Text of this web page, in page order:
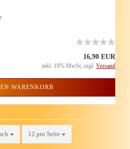
16,90 EUR
inkl. 19% MwSt. zzgl. Versand
WARENKORB
12 pro Seite